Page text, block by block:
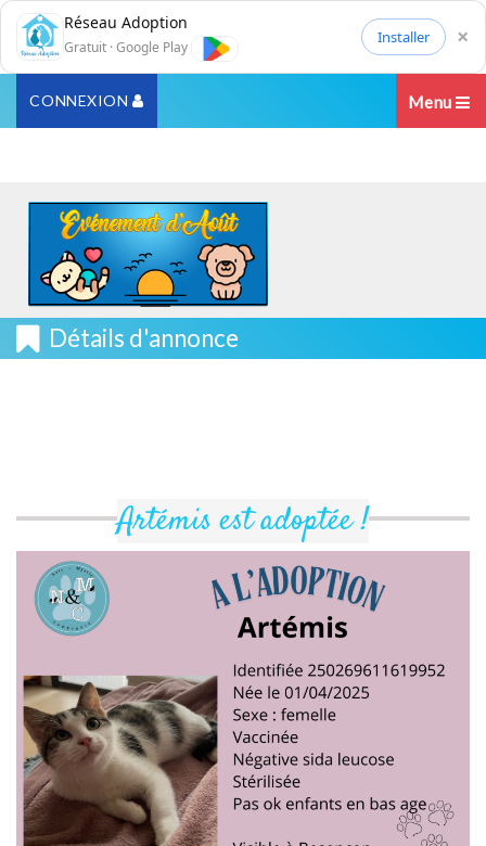
Réseau Adoption
Gratuit · Google Play
Installer ×
CONNEXION Menu
Détails d'annonce
Artémis est adoptée !